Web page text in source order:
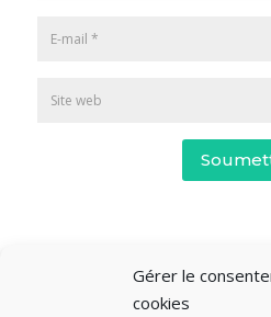
Gérer le
cookies